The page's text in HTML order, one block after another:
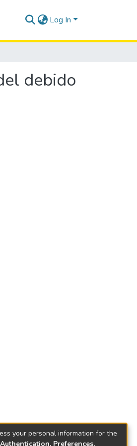
Log In
debido
your personal information for the
Authentication, Preferences,